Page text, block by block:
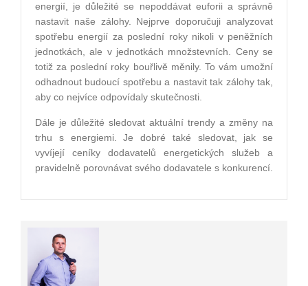
energií, je důležité se nepoddávat euforii a správně
nastavit naše zálohy. Nejprve doporučuji analyzovat
spotřebu energií za poslední roky nikoli v peněžních
jednotkách, ale v jednotkách množstevních. Ceny se
totiž za poslední roky bouřlivě měnily. To vám umožní
odhadnout budoucí spotřebu a nastavit tak zálohy tak,
aby co nejvíce odpovídaly skutečnosti.
Dále je důležité sledovat aktuální trendy a změny na
trhu s energiemi. Je dobré také sledovat, jak se
vyvíjejí ceníky dodavatelů energetických služeb a
pravidelně porovnávat svého dodavatele s konkurencí.